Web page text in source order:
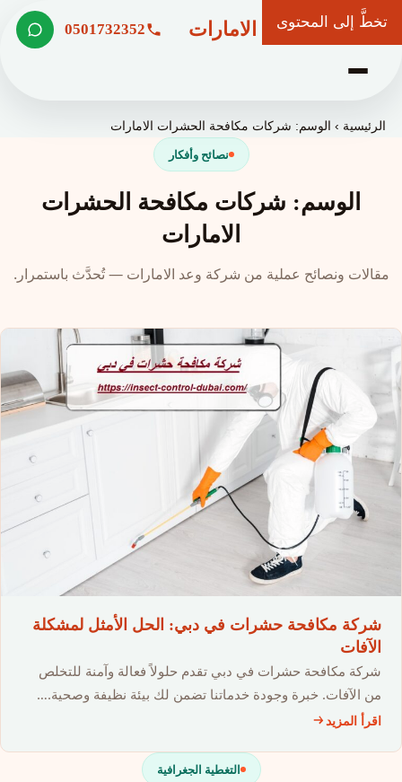
تخطَّ إلى المحتوى
شركة وعد الامارات 0501732352
الرئيسية ›الوسم: شركات مكافحة الحشرات الامارات
نصائح وأفكار
الوسم: شركات مكافحة الحشرات
الامارات
مقالات ونصائح عملية من شركة وعد الامارات — تُحدَّث باستمرار.
شركة مكافحة حشرات في دبي: الحل الأمثل لمشكلة
الآفات
شركة مكافحة حشرات في دبي تقدم حلولاً فعالة وآمنة للتخلص
من الآفات. خبرة وجودة خدماتنا تضمن لك بيئة نظيفة وصحية.…
اقرأ المزيد
التغطية الجغرافية